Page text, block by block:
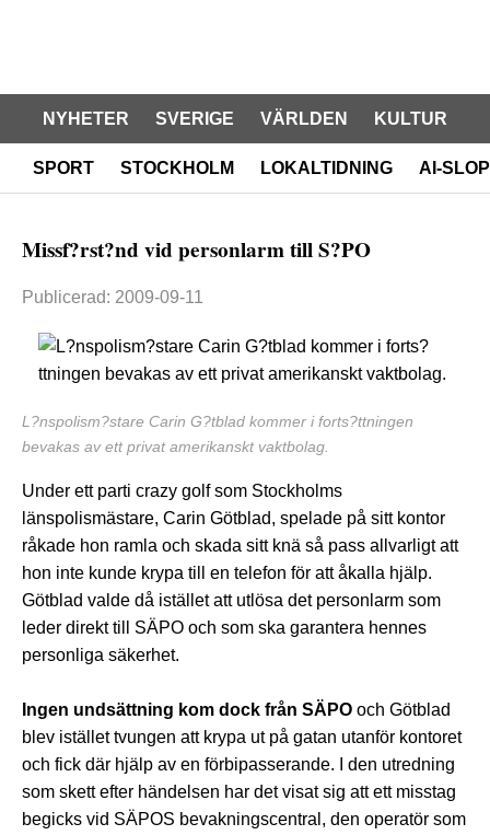
NYHETER SVERIGE VÄRLDEN KULTUR
SPORT STOCKHOLM LOKALTIDNING AI-SLOP
Missf?rst?nd vid personlarm till S?PO
Publicerad: 2009-09-11
L?nspolism?stare Carin G?tblad kommer i forts?ttningen
bevakas av ett privat amerikanskt vaktbolag.
Under ett parti crazy golf som Stockholms
länspolismästare, Carin Götblad, spelade på sitt kontor
råkade hon ramla och skada sitt knä så pass allvarligt att
hon inte kunde krypa till en telefon för att åkalla hjälp.
Götblad valde då istället att utlösa det personlarm som
leder direkt till SÄPO och som ska garantera hennes
personliga säkerhet.
Ingen undsättning kom dock från SÄPO och Götblad
blev istället tvungen att krypa ut på gatan utanför kontoret
och fick där hjälp av en förbipasserande. I den utredning
som skett efter händelsen har det visat sig att ett misstag
begicks vid SÄPOS bevakningscentral, den operatör som